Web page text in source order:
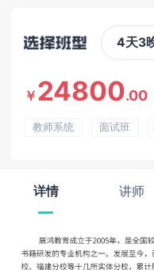
￥ 24800.00
教师系统 面试班
详情 讲师